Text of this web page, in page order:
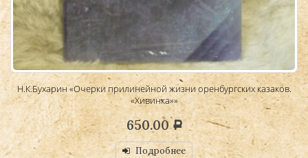
Н.К.Бухарин «Очерки прилинейной жизни оренбургских казаков.
«Хивинка»»
650.00Р
Подробнее